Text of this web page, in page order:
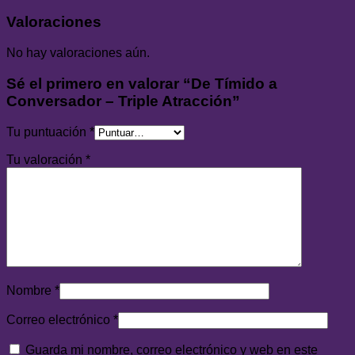
Valoraciones
No hay valoraciones aún.
Sé el primero en valorar “De Tímido a
Conversador – Triple Atracción”
Tu puntuación *
Tu valoración *
Nombre *
Correo electrónico *
Guarda mi nombre, correo electrónico y web en este